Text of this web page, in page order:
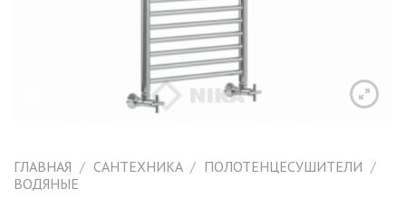
ГЛАВНАЯ / САНТЕХНИКА / ПОЛОТЕНЦЕСУШИТЕЛИ /
ВОДЯНЫЕ